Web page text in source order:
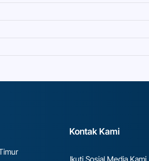
Kontak Kami
Ikuti Sosial Media Kami